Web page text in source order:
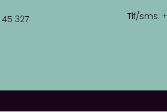
327 Tlf/sms: